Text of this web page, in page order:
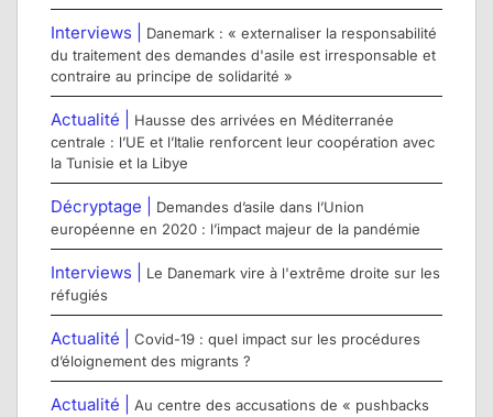
Interviews |
Danemark : « externaliser la responsabilité
du traitement des demandes d'asile est irresponsable et
contraire au principe de solidarité »
Actualité |
Hausse des arrivées en Méditerranée
centrale : l’UE et l’Italie renforcent leur coopération avec
la Tunisie et la Libye
Décryptage |
Demandes d’asile dans l’Union
européenne en 2020 : l’impact majeur de la pandémie
Interviews |
Le Danemark vire à l'extrême droite sur les
réfugiés
Actualité | Covid-19 : quel impact sur les procédures
d’éloignement des migrants ?
Actualité | Au centre des accusations de « pushbacks